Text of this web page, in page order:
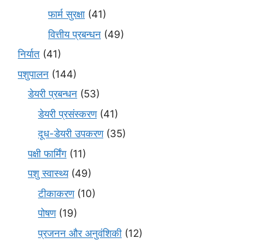
फार्म सुरक्षा (41)
वित्तीय प्रबन्धन (49)
निर्यात (41)
पशुपालन (144)
डेयरी प्रबन्धन (53)
डेयरी प्रसंस्करण(41)
दूध-डेयरी उपकरण(35)
पक्षी फार्मिंग (11)
पशु स्वास्थ्य(49)
टीकाकरण(10)
पोषण(19)
प्रजनन और अनुवंशिकी (12)